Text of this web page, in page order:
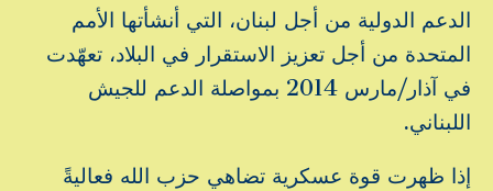
الدعم الدولية من أجل لبنان، التي أنشأتها الأمم
المتحدة من أجل تعزيز الاستقرار في البلاد، تعهّدت
في آذار/مارس 2014 بمواصلة الدعم للجيش
اللبناني.
إذا ظهرت قوة عسكرية تضاهي حزب الله فعاليةً